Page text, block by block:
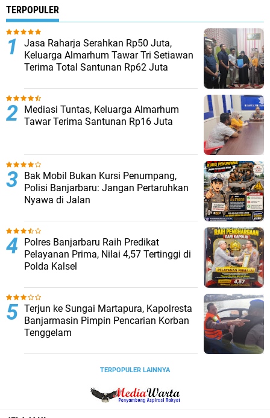
TERPOPULER
Jasa Raharja Serahkan Rp50 Juta,
Keluarga Almarhum Tawar Tri Setiawan
Terima Total Santunan Rp62 Juta
Mediasi Tuntas, Keluarga Almarhum
Tawar Terima Santunan Rp16 Juta
Bak Mobil Bukan Kursi Penumpang,
Polisi Banjarbaru: Jangan Pertaruhkan
Nyawa di Jalan
Polres Banjarbaru Raih Predikat
Pelayanan Prima, Nilai 4,57 Tertinggi di
Polda Kalsel
Terjun ke Sungai Martapura, Kapolresta
Banjarmasin Pimpin Pencarian Korban
Tenggelam
TERPOPULER LAINNYA